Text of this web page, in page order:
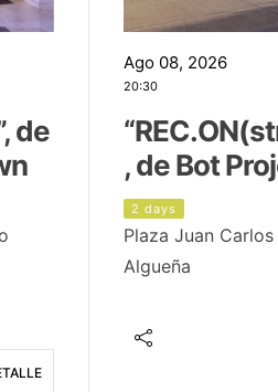
de
Ago 08, 2026
20:30
, de Bot
2 days
Plaza Juan Carlos
Algueña